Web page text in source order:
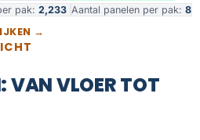
pak: 2,233 Aantal panelen per pak: 8
→
VAN VLOER TOT